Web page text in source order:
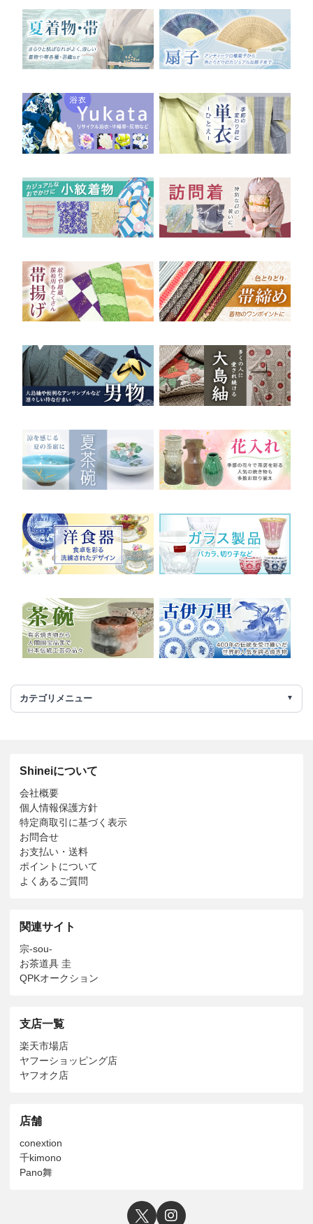
カテゴリメニュー
Shineiについて
会社概要
個人情報保護方針
特定商取引に基づく表示
お問合せ
お支払い・送料
ポイントについて
よくあるご質問
関連サイト
宗-sou-
お茶道具 圭
QPKオークション
支店一覧
楽天市場店
ヤフーショッピング店
ヤフオク店
店舗
conextion
千kimono
Pano舞